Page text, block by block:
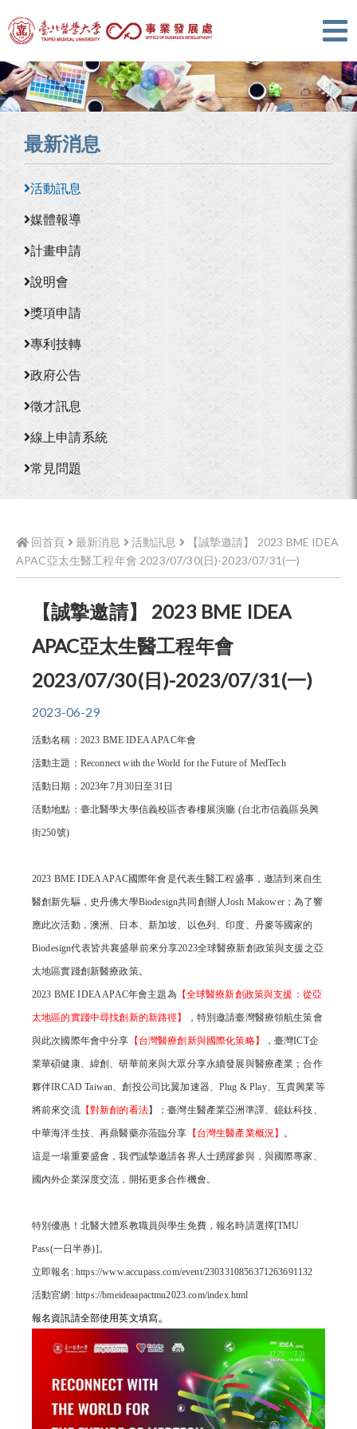
最新消息
活動訊息
媒體報導
計畫申請
說明會
獎項申請
專利技轉
政府公告
徵才訊息
線上申請系統
常見問題
回首頁 最新消息 活動訊息
【誠摯邀請】 2023 BME IDEA
APAC亞太生醫工程年會 2023/07/30(日)-2023/07/31(一)
【誠摯邀請】 2023 BME IDEA
APAC亞太生醫工程年會
2023/07/30(日)-2023/07/31(一)
2023-06-29
活動名稱：2023 BME IDEA APAC年會
活動主題：Reconnect with the World for the Future of MedTech
活動日期：2023年7月30日至31日
活動地點：臺北醫學大學信義校區杏春樓展演廳 (台北市信義區吳興
街250號)
2023 BME IDEA APAC國際年會是代表生醫工程盛事，邀請到來自生
醫創新先驅，史丹佛大學Biodesign共同創辦人Josh Makower；為了響
應此次活動，澳洲、日本、新加坡、以色列、印度、丹麥等國家的
Biodesign代表皆共襄盛舉前來分享2023全球醫療新創政策與支援之亞
太地區實踐創新醫療政策。
2023 BME IDEA APAC年會主題為【全球醫療新創政策與支援：從亞
太地區的實踐中尋找創新的新路徑】 ，特別邀請臺灣醫療領航生策會
與此次國際年會中分享 【台灣醫療創新與國際化策略】 ，臺灣ICT企
業華碩健康、緯創、研華前來與大眾分享永續發展與醫療產業；合作
夥伴IRCAD Taiwan、創投公司比翼加速器、Plug & Play、互貴興業等
將前來交流【對新創的看法】；臺灣生醫產業亞洲準譯、鐿鈦科技、
中華海洋生技、再鼎醫藥亦蒞臨分享 【台灣生醫產業概況】 。
這是一場重要盛會，我們誠摯邀請各界人士踴躍參與，與國際專家、
國內外企業深度交流，開拓更多合作機會。
特別優惠！北醫大體系教職員與學生免費，報名時請選擇[TMU
Pass(一日半券)]。
立即報名: https://www.accupass.com/event/2303310856371263691132
活動官網: https://bmeideaapactmu2023.com/index.html
報名資訊請全部使用英文填寫。